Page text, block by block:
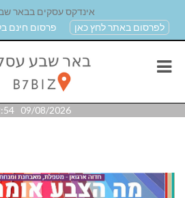
אינדקס עסקים בבאר
לפרסום באתר לחץ כאן
פרסום חינם
09/08/2026 02:54